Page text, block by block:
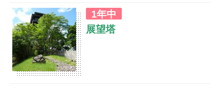
紀州の深い山々に囲まれた龍神村。日本三美人の
湯のひとつ「龍神温泉」は歴史深く美肌効果の高
い泉質として全国的に有名です。伝説の宝庫であ
るこの土地には古くから受け継がれる昔ながらの
手づくりの味があります。
1階売店では龍神村はもちろん、和歌山／熊野地
1年中
展望塔